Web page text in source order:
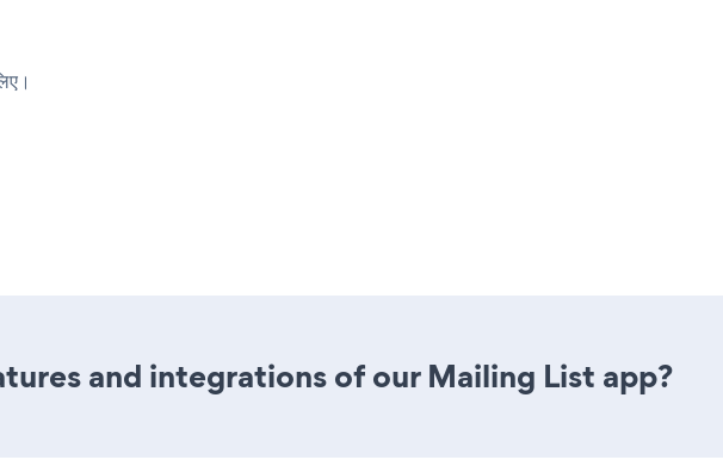
and integrations of our Mailing List app?